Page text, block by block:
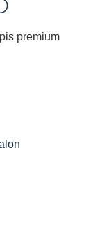
premium